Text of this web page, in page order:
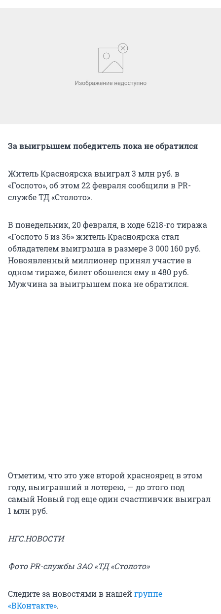
За выигрышем победитель пока не обратился
Житель Красноярска выиграл 3 млн руб. в
«Гослото», об этом 22 февраля сообщили в PR-
службе ТД «Столото».
В понедельник, 20 февраля, в ходе 6218-го тиража
«Гослото 5 из 36» житель Красноярска стал
обладателем выигрыша в размере 3 000 160 руб.
Новоявленный миллионер принял участие в
одном тираже, билет обошелся ему в 480 руб.
Мужчина за выигрышем пока не обратился.
Отметим, что это уже второй красноярец в этом
году, выигравший в лотерею, — до этого под
самый Новый год еще один счастливчик выиграл
1 млн руб.
НГС.НОВОСТИ
Фото PR-службы ЗАО «ТД «Столото»
Следите за новостями в нашейгруппе
«ВКонтакте».